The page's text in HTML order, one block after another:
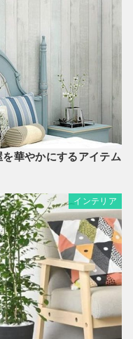
華やかにするアイテム
インテリア